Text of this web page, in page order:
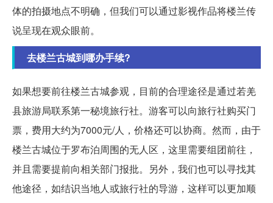
体的拍摄地点不明确，但我们可以通过影视作品将楼兰传
说呈现在观众眼前。
去楼兰古城到哪办手续?
如果想要前往楼兰古城参观，目前的合理途径是通过若羌
县旅游局联系第一秘境旅行社。游客可以向旅行社购买门
票，费用大约为7000元/人，价格还可以协商。然而，由于
楼兰古城位于罗布泊周围的无人区，这里需要组团前往，
并且需要提前向相关部门报批。另外，我们也可以寻找其
他途径，如结识当地人或旅行社的导游，这样可以更加顺